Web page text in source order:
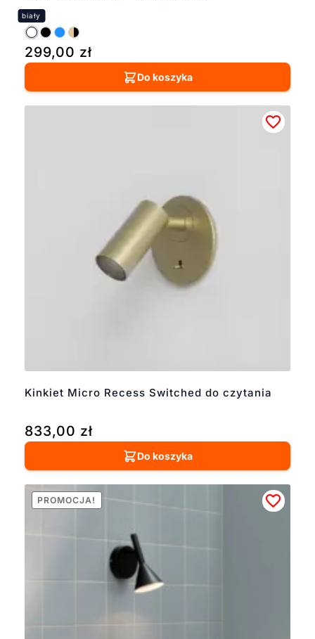
299,00 zł
Do koszyka
Kinkiet Micro Recess Switched do czytania
833,00 zł
Do koszyka
PROMOCJA!